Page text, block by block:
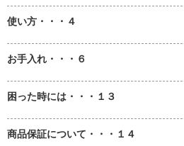
使い方・・・４
お手入れ・・・６
困った時には・・・１３
商品保証について・・・１４